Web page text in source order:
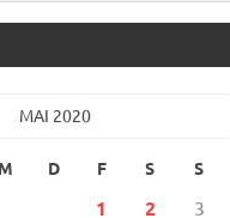
MAI 2020
M D F S S
1 2
3